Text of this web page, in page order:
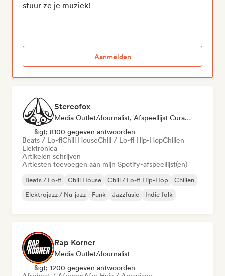
stuur ze je muziek!
Aanmelden
Stereofox
Media Outlet/Journalist, Afspeellijst Curator
&gt; 8100 gegeven antwoorden
Beats / Lo-fiChill HouseChill / Lo-fi Hip-HopChillen
Elektronica
Artikelen schrijven
Artiesten toevoegen aan mijn Spotify-afspeellijst(en)
Beats / Lo-fi Chill House Chill / Lo-fi Hip-Hop
Chillen
Elektrojazz / Nu-jazz
Funk Jazzfusie Indie folk
Rap Korner
Media Outlet/Journalist
&gt; 1200 gegeven antwoorden